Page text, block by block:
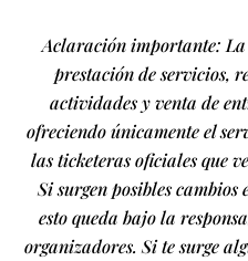
Aclaración importante:
prestación de servicios,
actividades y venta de
ofreciendo únicamente el
las ticketeras oficiales que
Si surgen posibles
esto queda bajo la
organizadores. Si te surge